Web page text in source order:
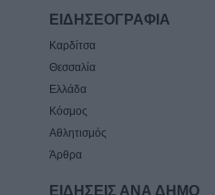
ΕΙΔΗΣΕΟΓΡΑΦΙΑ
Καρδίτσα
Θεσσαλία
Ελλάδα
Κόσμος
Αθλητισμός
Άρθρα
ΕΙΔΗΣΕΙΣ ΑΝΑ ΔΗΜΟ